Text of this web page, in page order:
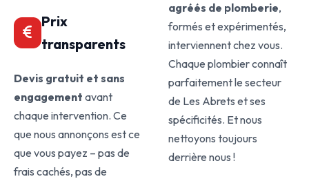
Prix
transparents
Devis gratuit et sans
engagement avant
chaque intervention. Ce
que nous annonçons est ce
que vous payez – pas de
frais cachés, pas de
agréés de plomberie,
formés et expérimentés,
interviennent chez vous.
Chaque plombier connaît
parfaitement le secteur
de Les Abrets et ses
spécificités. Et nous
nettoyons toujours
derrière nous !